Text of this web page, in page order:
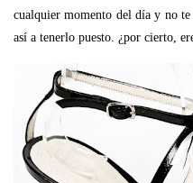
cualquier momento del día y no
así a tenerlo puesto. ¿por cierto,